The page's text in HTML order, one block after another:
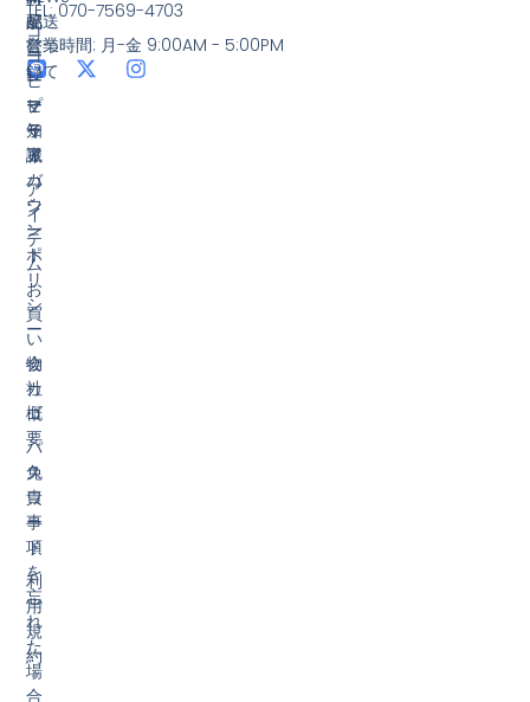
規
登
録
マ
イ
ア
カ
ウ
ン
ト
お
買
い
物
カ
ゴ
パ
ス
ワ
ー
ド
を
忘
れ
た
場
合
品
コ
ー
ヒ
ー
豆
ア
イ
テ
ム
コ
ー
ヒ
ー
知
識
配送
につ
いて
プ
ラ
イ
バ
シ
ー
ポ
リ
シ
ー
会
社
概
要
免
責
事
項
利
用
規
約
TEL: 070-7569-4703
営業時間: 月-金 9:00AM - 5:00PM